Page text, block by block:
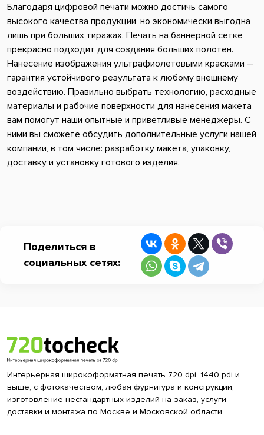
Благодаря цифровой печати можно достичь самого
высокого качества продукции, но экономически выгодна
лишь при больших тиражах. Печать на баннерной сетке
прекрасно подходит для создания больших полотен.
Нанесение изображения ультрафиолетовыми красками –
гарантия устойчивого результата к любому внешнему
воздействию. Правильно выбрать технологию, расходные
материалы и рабочие поверхности для нанесения макета
вам помогут наши опытные и приветливые менеджеры. С
ними вы сможете обсудить дополнительные услуги нашей
компании, в том числе: разработку макета, упаковку,
доставку и установку готового изделия.
Поделиться в
социальных сетях:
Интерьерная широкоформатная печать 720 dpi, 1440 pdi и
выше, с фотокачеством, любая фурнитура и конструкции,
изготовление нестандартных изделий на заказ, услуги
доставки и монтажа по Москве и Московской области.